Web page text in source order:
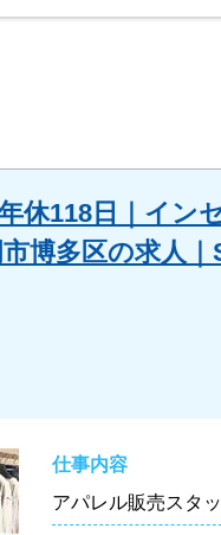
休118日｜イン
博多区の求人
仕事内容
アパレル販売スタ